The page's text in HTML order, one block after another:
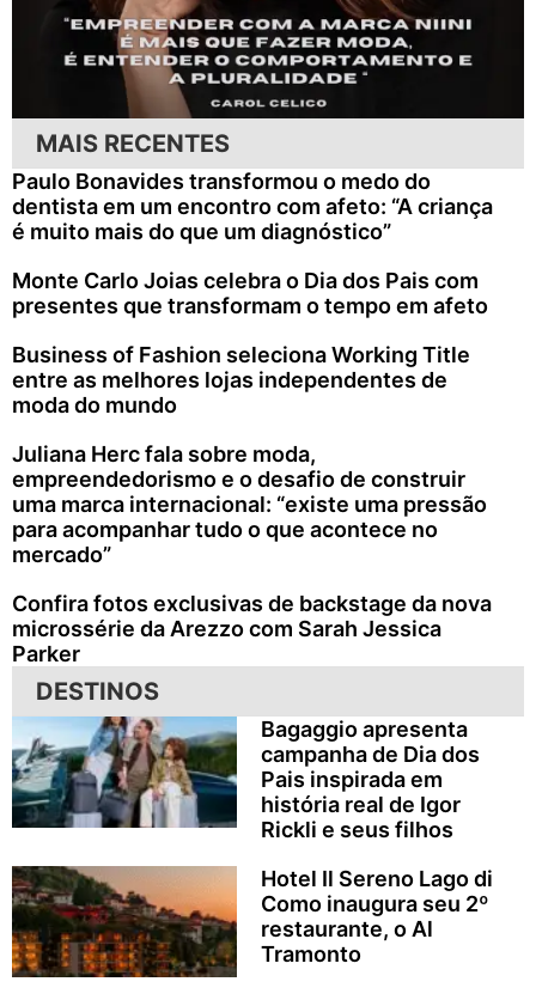
MAIS RECENTES
Paulo Bonavides transformou o medo do
dentista em um encontro com afeto: “A criança
é muito mais do que um diagnóstico”
Monte Carlo Joias celebra o Dia dos Pais com
presentes que transformam o tempo em afeto
Business of Fashion seleciona Working Title
entre as melhores lojas independentes de
moda do mundo
Juliana Herc fala sobre moda,
empreendedorismo e o desafio de construir
uma marca internacional: “existe uma pressão
para acompanhar tudo o que acontece no
mercado”
Confira fotos exclusivas de backstage da nova
microssérie da Arezzo com Sarah Jessica
Parker
DESTINOS
Bagaggio apresenta
campanha de Dia dos
Pais inspirada em
história real de Igor
Rickli e seus filhos
Hotel Il Sereno Lago di
Como inaugura seu 2º
restaurante, o Al
Tramonto